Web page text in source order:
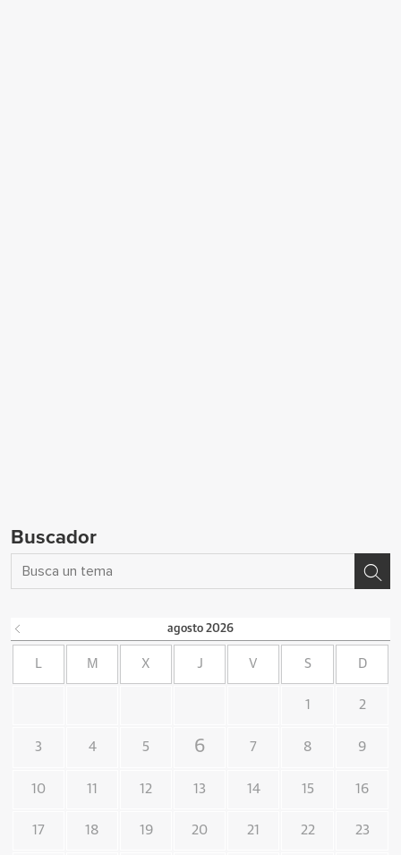
Buscador
agosto 2026
L M X J V S D
1 2
3 4 5 6 7 8 9
10 11 12 13 14 15 16
17 18 19 20 21 22 23